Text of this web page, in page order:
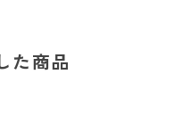
た商品